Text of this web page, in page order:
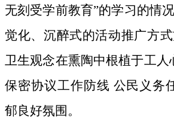
无刻受学前教育”的学习的情
觉化、沉醉式的活动推广方
卫生观念在熏陶中根植于工人
保密协议工作防线 公民义务
郁良好氛围。